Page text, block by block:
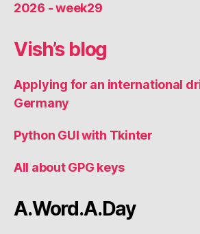
2026 - week29
Vish’s blog
Applying for an international
Germany
Python GUI with Tkinter
All about GPG keys
A.Word.A.Day